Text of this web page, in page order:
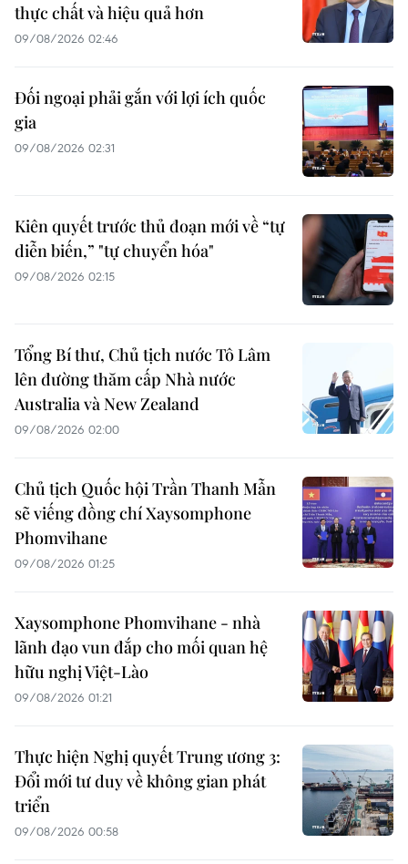
thực chất và hiệu quả hơn
09/08/2026 02:46
Đối ngoại phải gắn với lợi ích quốc
gia
09/08/2026 02:31
Kiên quyết trước thủ đoạn mới về “tự
diễn biến,” "tự chuyển hóa"
09/08/2026 02:15
Tổng Bí thư, Chủ tịch nước Tô Lâm
lên đường thăm cấp Nhà nước
Australia và New Zealand
09/08/2026 02:00
Chủ tịch Quốc hội Trần Thanh Mẫn
sẽ viếng đồng chí Xaysomphone
Phomvihane
09/08/2026 01:25
Xaysomphone Phomvihane - nhà
lãnh đạo vun đắp cho mối quan hệ
hữu nghị Việt-Lào
09/08/2026 01:21
Thực hiện Nghị quyết Trung ương 3:
Đổi mới tư duy về không gian phát
triển
09/08/2026 00:58